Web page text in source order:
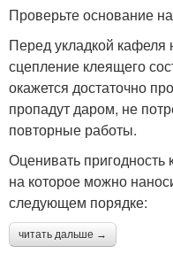
Проверьте основание
Перед укладкой кафеля
сцепление клеящего
окажется достаточно
пропадут даром, не
повторные работы.
Оценивать пригодность
на которое можно
следующем порядке:
читать дальше →